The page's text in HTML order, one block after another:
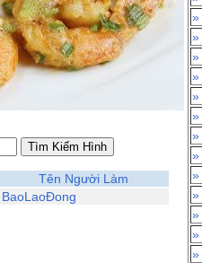
Tên Người Làm
BaoLaoĐong
»
»
»
»
»
»
»
»
»
»
»
»
»